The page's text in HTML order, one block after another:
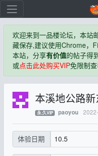
欢迎来到一品楼论坛，本站
藏保存,建议使用Chrome，
本站，分享有价值的帖子得
或点击此处购买VIP免限制
本溪地公路
永.久VIP paoyou
体验日期 10.5